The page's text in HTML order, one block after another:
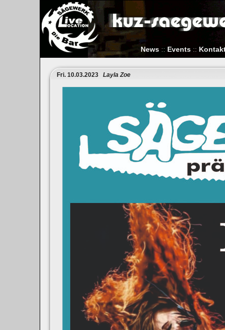
News :: Events ::
Fri. 10.03.2023 Layla Zoe